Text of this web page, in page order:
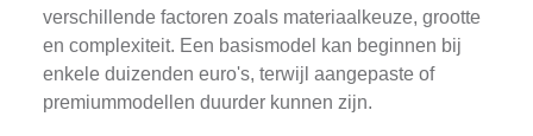
verschillende factoren zoals materiaalkeuze, grootte
en complexiteit. Een basismodel kan beginnen bij
enkele duizenden euro's, terwijl aangepaste of
premiummodellen duurder kunnen zijn.